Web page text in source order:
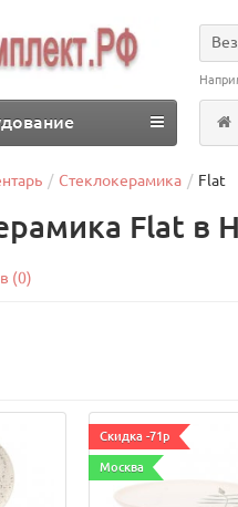
Стеклокерамика Flat
Flat в
(0)
Скидка -71р
Москва